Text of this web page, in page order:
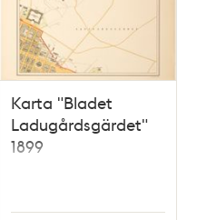
Karta "Bladet
Ladugårdsgärdet"
1899